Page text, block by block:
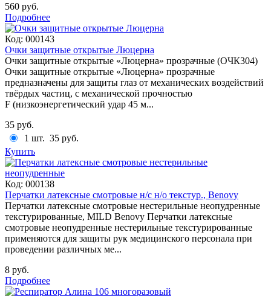
560 руб.
Подробнее
Код: 000143
Очки защитные открытые Люцерна
Очки защитные открытые «Люцерна» прозрачные (ОЧК304)
Очки защитные открытые «Люцерна» прозрачные
предназначены для защиты глаз от механических воздействий
твёрдых частиц, с механической прочностью
F (низкоэнергетический удар 45 м...
35 руб.
1 шт. 35 руб.
Купить
Код: 000138
Перчатки латексные смотровые н/с н/о текстур., Benovy
Перчатки латексные смотровые нестерильные неопудренные
текстурированные, MILD Benovy Перчатки латексные
смотровые неопудренные нестерильные текстурированные
применяются для защиты рук медицинского персонала при
проведении различных ме...
8 руб.
Подробнее